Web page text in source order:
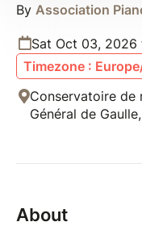
By Association
Sat Oct 03,
Timezone :
Conservatoire de
Général de
About